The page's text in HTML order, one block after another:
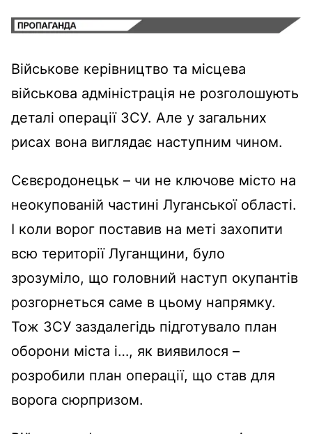
Військове керівництво та місцева
військова адміністрація не розголошують
деталі операції ЗСУ. Але у загальних
рисах вона виглядає наступним чином.
Сєвєродонецьк – чи не ключове місто на
неокупованій частині Луганської області.
І коли ворог поставив на меті захопити
всю території Луганщини, було
зрозуміло, що головний наступ окупантів
розгорнеться саме в цьому напрямку.
Тож ЗСУ заздалегідь підготувало план
оборони міста і…, як виявилося –
розробили план операції, що став для
ворога сюрпризом.